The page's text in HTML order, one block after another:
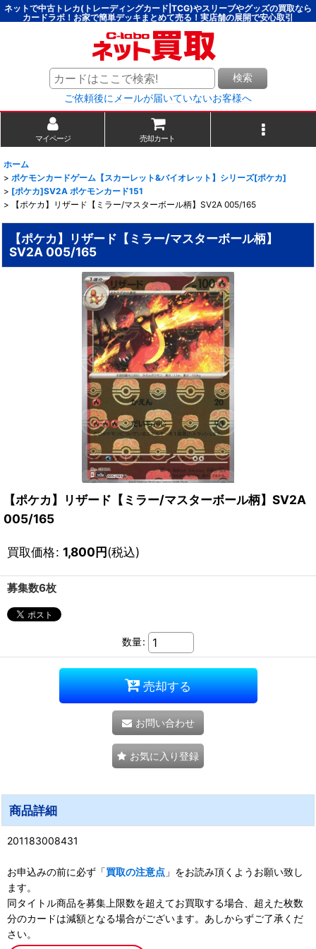
ネットで中古トレカ(トレーディングカード|TCG)やスリーブやグッズの買取なら
カードラボ！お家で簡単デッキまとめて売る！実店舗の展開で安心取引
検索
ご依頼後にメールが届いていないお客様へ
マイページ 売却カート
ホーム
> ポケモンカードゲーム【スカーレット&バイオレット】シリーズ[ポケカ]
> [ポケカ]SV2A ポケモンカード151
>
【ポケカ】リザード【ミラー/マスターボール柄】SV2A 005/165
【ポケカ】リザード【ミラー/マスターボール柄】
SV2A 005/165
【ポケカ】リザード【ミラー/マスターボール柄】SV2A
005/165
買取価格: 1,800円(税込)
募集数6枚
数量:
売却する
お問い合わせ
お気に入り登録
商品詳細
201183008431
お申込みの前に必ず「買取の注意点 」をお読み頂くようお願い致し
ます。
同タイトル商品を募集上限数を超えてお買取する場合、超えた枚数
分のカードは減額となる場合がございます。あしからずご了承くだ
さい。